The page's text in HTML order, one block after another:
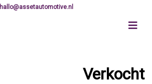
hallo@assetautomotive.nl
Verkocht